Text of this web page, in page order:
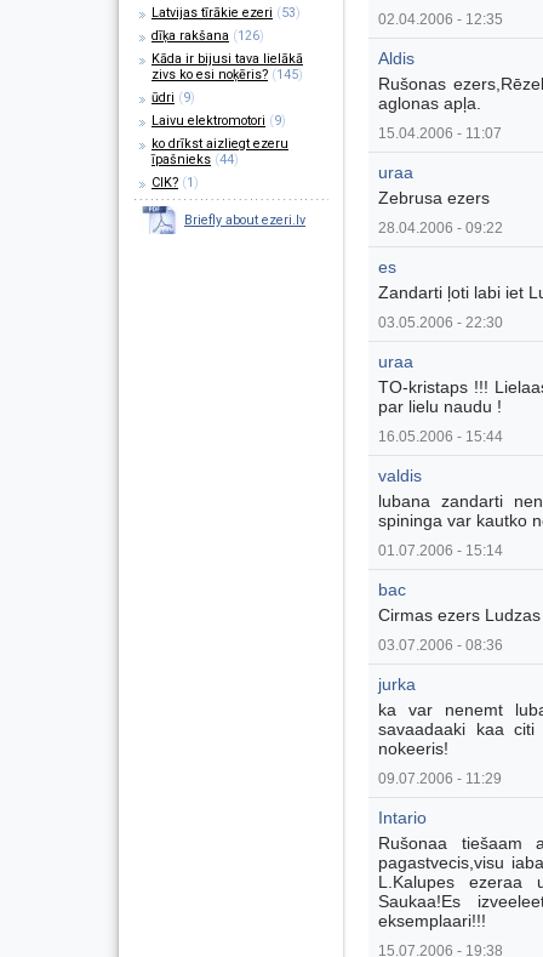
Latvijas tīrākie ezeri (53)
dīķa rakšana (126)
Kāda ir bijusi tava lielākā
zivs ko esi noķēris? (145)
ūdri (9)
Laivu elektromotori (9)
ko drīkst aizliegt ezeru
īpašnieks (44)
CIK? (1)
Briefly about ezeri.lv
02.04.2006 - 12:35
Aldis
Rušonas
aglonas apļa.
15.04.2006 - 11:07
uraa
Zebrusa ezers
28.04.2006 - 09:22
es
Zandarti ļoti labi iet
03.05.2006 - 22:30
uraa
TO-kristaps !!!
par lielu naudu !
16.05.2006 - 15:44
valdis
lubana zandarti
spininga var kautko
01.07.2006 - 15:14
bac
Cirmas ezers
03.07.2006 - 08:36
jurka
ka var nenemt
savaadaaki kaa
nokeeris!
09.07.2006 - 11:29
Intario
Rušonaa tiešaam
pagastvecis,visu
L.Kalupes ezeraa
Saukaa!Es
eksemplaari!!!
15.07.2006 - 19:38